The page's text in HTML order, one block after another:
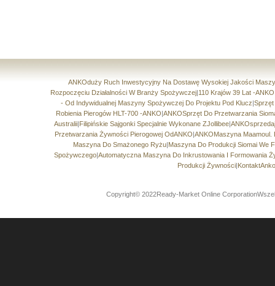
ANKOduży Ruch Inwestycyjny Na Dostawę Wysokiej Jakości
Rozpoczęciu Działalności W Branży Spożywczej|110 Krajów 39 Lat -
- Od Indywidualnej Maszyny Spożywczej Do Projektu Pod Klucz|Sprzęt
Robienia Pierogów HLT-700 -ANKO|ANKOSprzęt Do Przetwarzania
Australii|Filipińskie Sajgonki Specjalnie Wykonane ZJollibee|
Przetwarzania Żywności Pierogowej OdANKO|ANKOMaszyna
Maszyna Do Smażonego Ryżu|Maszyna Do Produkcji Siomai We
Spożywczego|Automatyczna Maszyna Do Inkrustowania I Formowania
Produkcji Żywności|
Copyright© 2022Ready-Market Online